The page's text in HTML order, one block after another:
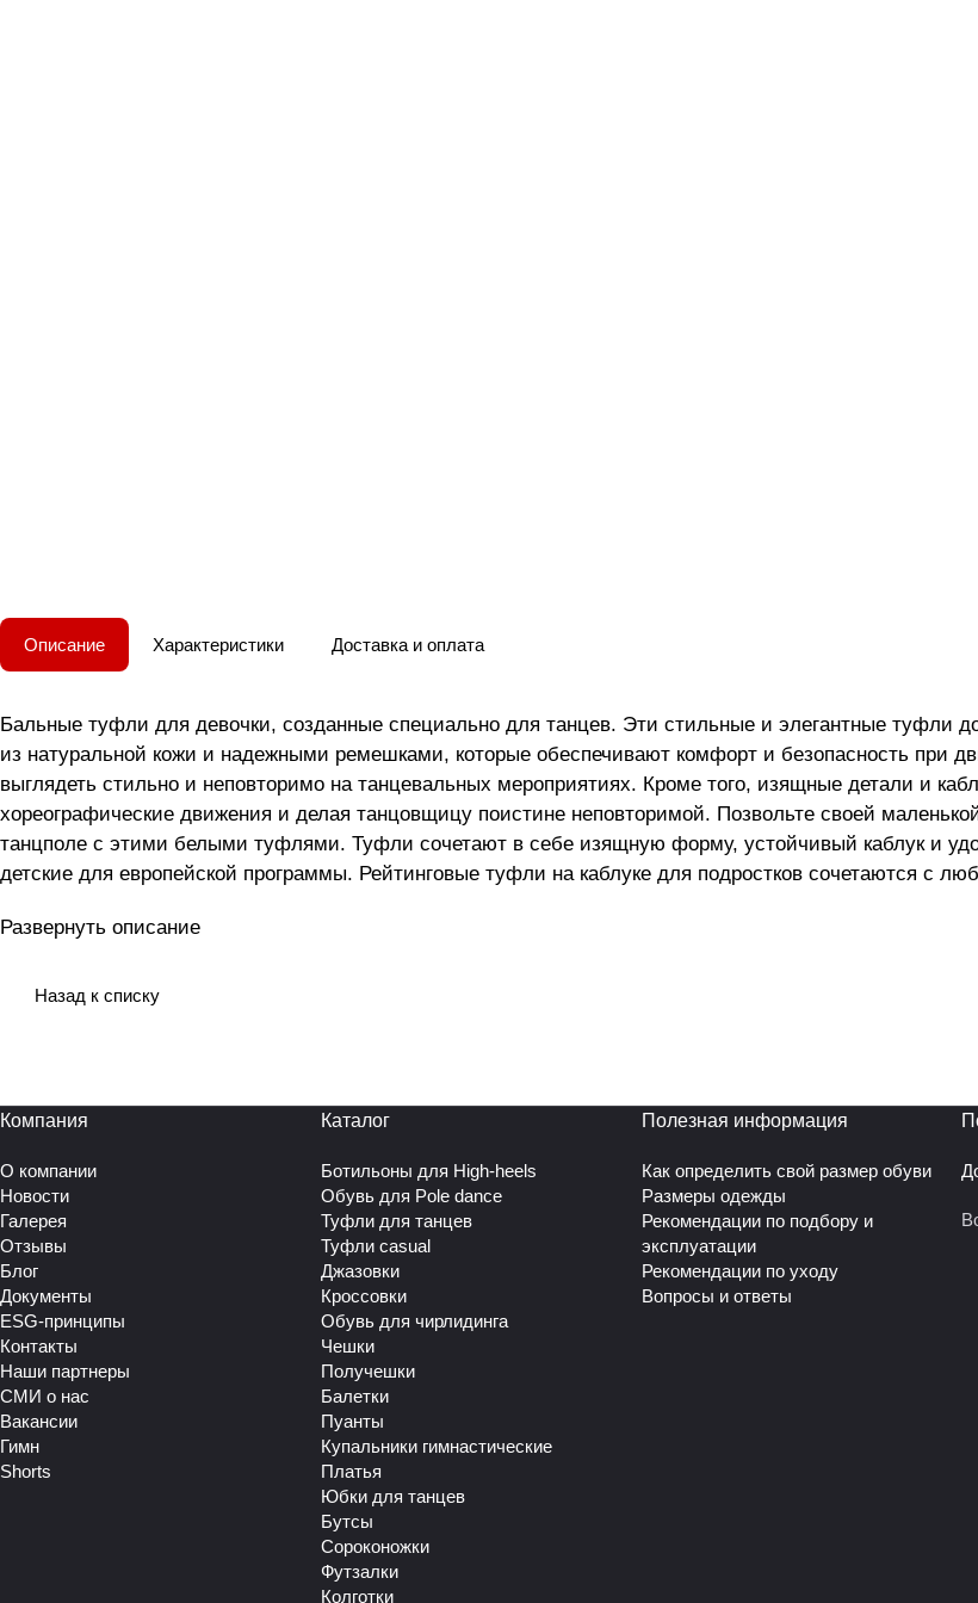
Описание Характеристики Доставка и оплата
Бальные туфли для девочки, созданные специально для танцев. Эти стильные и элегантные туфли
из натуральной кожи и надежными ремешками, которые обеспечивают комфорт и безопасность при
выглядеть стильно и неповторимо на танцевальных мероприятиях. Кроме того, изящные детали и
хореографические движения и делая танцовщицу поистине неповторимой. Позвольте своей
танцполе с этими белыми туфлями. Туфли сочетают в себе изящную форму, устойчивый каблук и
детские для европейской программы. Рейтинговые туфли на каблуке для подростков сочетаются с
Развернуть описание
Назад к списку
Компания
О компании
Новости
Галерея
Отзывы
Блог
Документы
ESG-принципы
Контакты
Наши партнеры
СМИ о нас
Вакансии
Гимн
Shorts
Каталог
Ботильоны для High-heels
Обувь для Pole dance
Туфли для танцев
Туфли casual
Джазовки
Кроссовки
Обувь для чирлидинга
Чешки
Получешки
Балетки
Пуанты
Купальники гимнастические
Платья
Юбки для танцев
Бутсы
Сороконожки
Футзалки
Колготки
Полезная информация
Как определить свой размер обуви
Размеры одежды
Рекомендации по подбору и
эксплуатации
Рекомендации по уходу
Вопросы и ответы